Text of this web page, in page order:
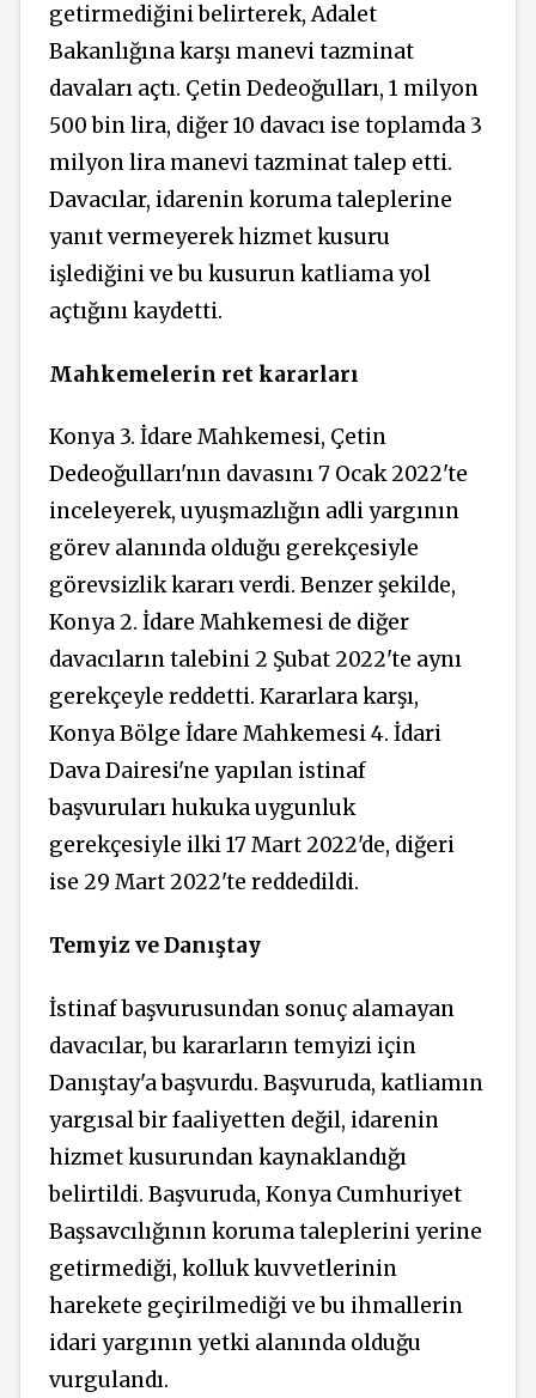
getirmediğini belirterek, Adalet
Bakanlığına karşı manevi tazminat
davaları açtı. Çetin Dedeoğulları, 1 milyon
500 bin lira, diğer 10 davacı ise toplamda 3
milyon lira manevi tazminat talep etti.
Davacılar, idarenin koruma taleplerine
yanıt vermeyerek hizmet kusuru
işlediğini ve bu kusurun katliama yol
açtığını kaydetti.
Mahkemelerin ret kararları
Konya 3. İdare Mahkemesi, Çetin
Dedeoğulları'nın davasını 7 Ocak 2022'te
inceleyerek, uyuşmazlığın adli yargının
görev alanında olduğu gerekçesiyle
görevsizlik kararı verdi. Benzer şekilde,
Konya 2. İdare Mahkemesi de diğer
davacıların talebini 2 Şubat 2022'te aynı
gerekçeyle reddetti. Kararlara karşı,
Konya Bölge İdare Mahkemesi 4. İdari
Dava Dairesi'ne yapılan istinaf
başvuruları hukuka uygunluk
gerekçesiyle ilki 17 Mart 2022'de, diğeri
ise 29 Mart 2022'te reddedildi.
Temyiz ve Danıştay
İstinaf başvurusundan sonuç alamayan
davacılar, bu kararların temyizi için
Danıştay'a başvurdu. Başvuruda, katliamın
yargısal bir faaliyetten değil, idarenin
hizmet kusurundan kaynaklandığı
belirtildi. Başvuruda, Konya Cumhuriyet
Başsavcılığının koruma taleplerini yerine
getirmediği, kolluk kuvvetlerinin
harekete geçirilmediği ve bu ihmallerin
idari yargının yetki alanında olduğu
vurgulandı.